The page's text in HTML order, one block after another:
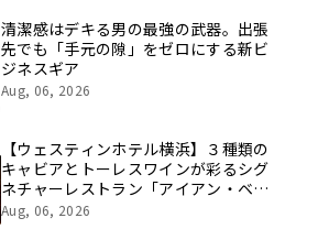
像を公開！
清潔感はデキる男の最強の武器。出張
先でも「手元の隙」をゼロにする新ビ
ジネスギア
Aug, 06, 2026
【ウェスティンホテル横浜】３種類の
キャビアとトーレスワインが彩るシグ
ネチャーレストラン「アイアン・ベ
イ」、一夜限りのスペシャルペアリン
Aug, 06, 2026